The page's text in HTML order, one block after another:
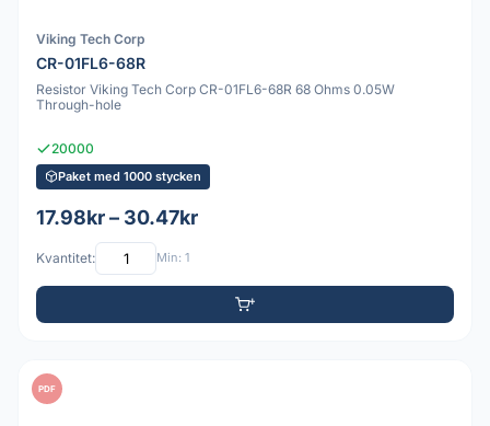
Viking Tech Corp
CR-01FL6-68R
Resistor Viking Tech Corp CR-01FL6-68R 68 Ohms 0.05W
Through-hole
20000
Paket med 1000 stycken
17.98kr – 30.47kr
Kvantitet: Min: 1
PDF